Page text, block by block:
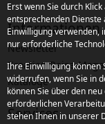
Informationen
Newsletter
Kroatien Reise-
Kataloge
Services
Erst wenn Sie durch
entsprechenden Dienste
Einwilligung verwenden,
nur erforderliche
Ihre Einwilligung können
widerrufen, wenn Sie in
können Sie über den
erforderlichen
stehen Ihnen in unserer